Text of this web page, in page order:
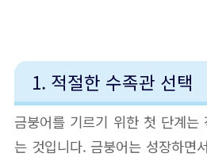
1. 적절한 수족관 선택
금붕어를 기르기 위한 첫 단계는
는 것입니다. 금붕어는 성장하면